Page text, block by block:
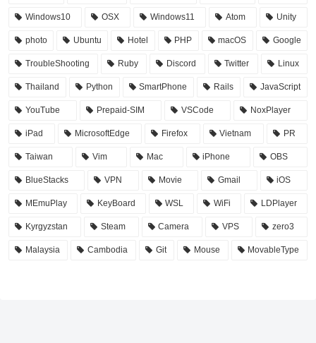
Windows10 OSX Windows11 Atom Unity
photo Ubuntu Hotel PHP macOS Google
TroubleShooting Ruby Discord Twitter Linux
Thailand Python SmartPhone Rails JavaScript
YouTube Prepaid-SIM VSCode NoxPlayer
iPad MicrosoftEdge Firefox Vietnam PR
Taiwan Vim Mac iPhone OBS
BlueStacks VPN Movie Gmail iOS
MEmuPlay KeyBoard WSL WiFi LDPlayer
Kyrgyzstan Steam Camera VPS zero3
Malaysia Cambodia Git Mouse MovableType